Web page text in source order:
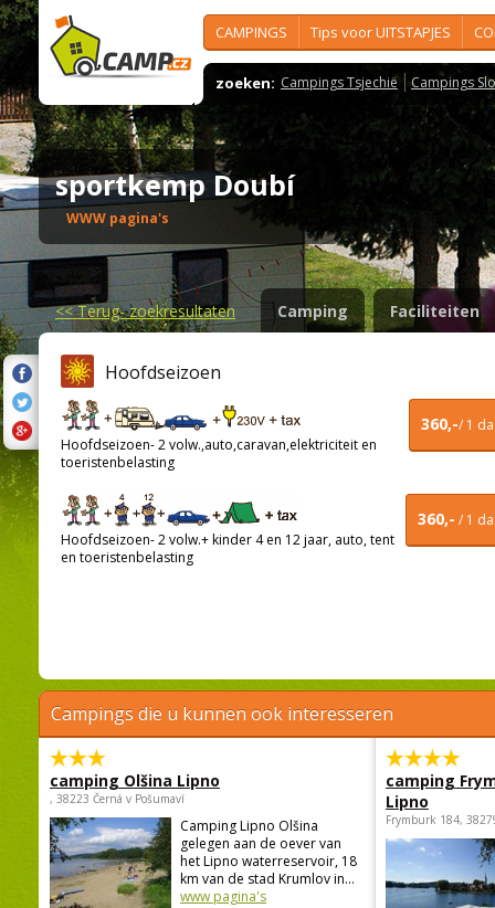
CAMPINGS Tips voor UITSTAPJES
zoeken: Campings Tsjechië Campings
sportkemp Doubí
WWW pagina's
<<Terug- zoekresultaten Camping Faciliteiten
Hoofdseizoen
360,-/ 1
Hoofdseizoen- 2 volw.,auto,caravan,elektriciteit en
toeristenbelasting
360,- / 1
Hoofdseizoen- 2 volw.+ kinder 4 en 12 jaar, auto, tent
en toeristenbelasting
Campings die u kunnen ook interesseren
camping Olšina Lipno
, 38223 Černá v Pošumaví
Camping Lipno Olšina
gelegen aan de oever van
het Lipno waterreservoir, 18
km van de stad Krumlov in...
www pagina's
camping
Lipno
Frymburk 184,